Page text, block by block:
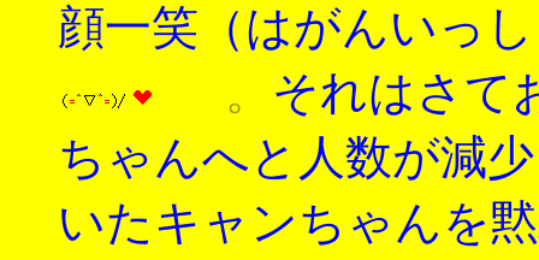
顔一笑（はがんいっ
。 それはさて
ちゃんへと人数が減
いたキャンちゃんを